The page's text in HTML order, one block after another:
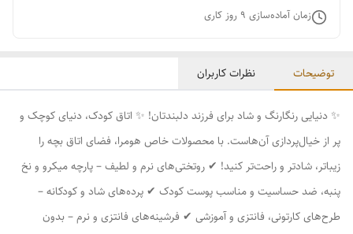
زمان آماده‌سازی 9 روز کاری
توضیحات نظرات کاربران
✨ دنیایی رنگارنگ و شاد برای فرزند دلبندتان! ✨ اتاق کودک، دنیای کوچک و
پر از خیال‌پردازی آن‌هاست. با محصولات خاص هومرا، فضای اتاق بچه را
زیباتر، شادتر و راحت‌تر کنید! ✔ روتختی‌های نرم و لطیف – پارچه میکرو و نخ
پنبه، ضد حساسیت و مناسب پوست کودک ✔ پرده‌های شاد و کودکانه –
طرح‌های کارتونی، فانتزی و آموزشی ✔ فرشینه‌های فانتزی و نرم – بدون